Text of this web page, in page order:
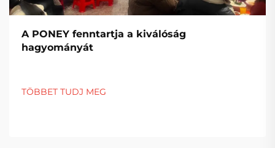
A PONEY fenntartja a kiválóság
hagyományát
TÖBBET TUDJ MEG